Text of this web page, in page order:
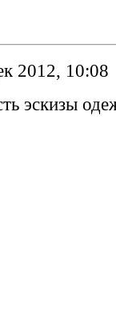
2012, 10:08
эскизы